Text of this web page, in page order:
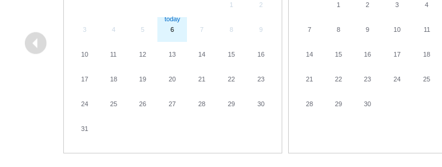
1 2
3 4 5 6 7 8 9
10 11 12 13 14 15 16
17 18 19 20 21 22 23
24 25 26 27 28 29 30
31
1 2 3 4
7 8 9 10 11
14 15 16 17 18
21 22 23 24 25
28 29 30